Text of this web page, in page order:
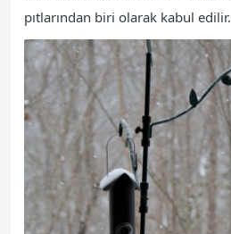
pıtlarından biri olarak kabul edilir.